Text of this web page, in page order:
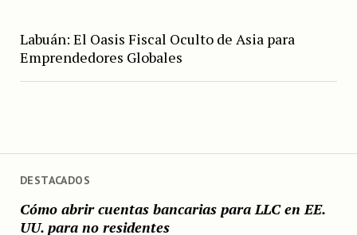
DESTACADOS
Cómo abrir cuentas bancarias para LLC en EE.
UU. para no residentes
Labuán: El Oasis Fiscal Oculto de Asia para
Emprendedores Globales